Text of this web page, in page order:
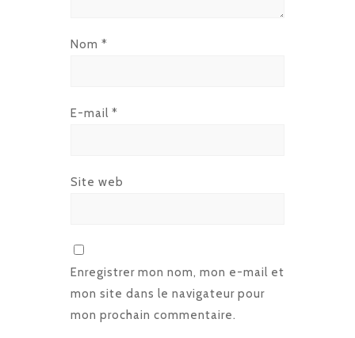
Nom *
E-mail *
Site web
Enregistrer mon nom, mon e-mail et
mon site dans le navigateur pour
mon prochain commentaire.